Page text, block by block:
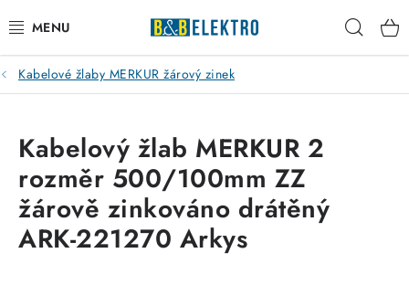
na
obsah
Reklamace / Vrácení zboží
Kontakty
VYTÁPĚNÍ
Kabelové žlaby MERKUR žárový zinek
Kabelový žlab MERKUR 2
rozměr 500/100mm ZZ
žárově zinkováno drátěný
ARK-221270 Arkys